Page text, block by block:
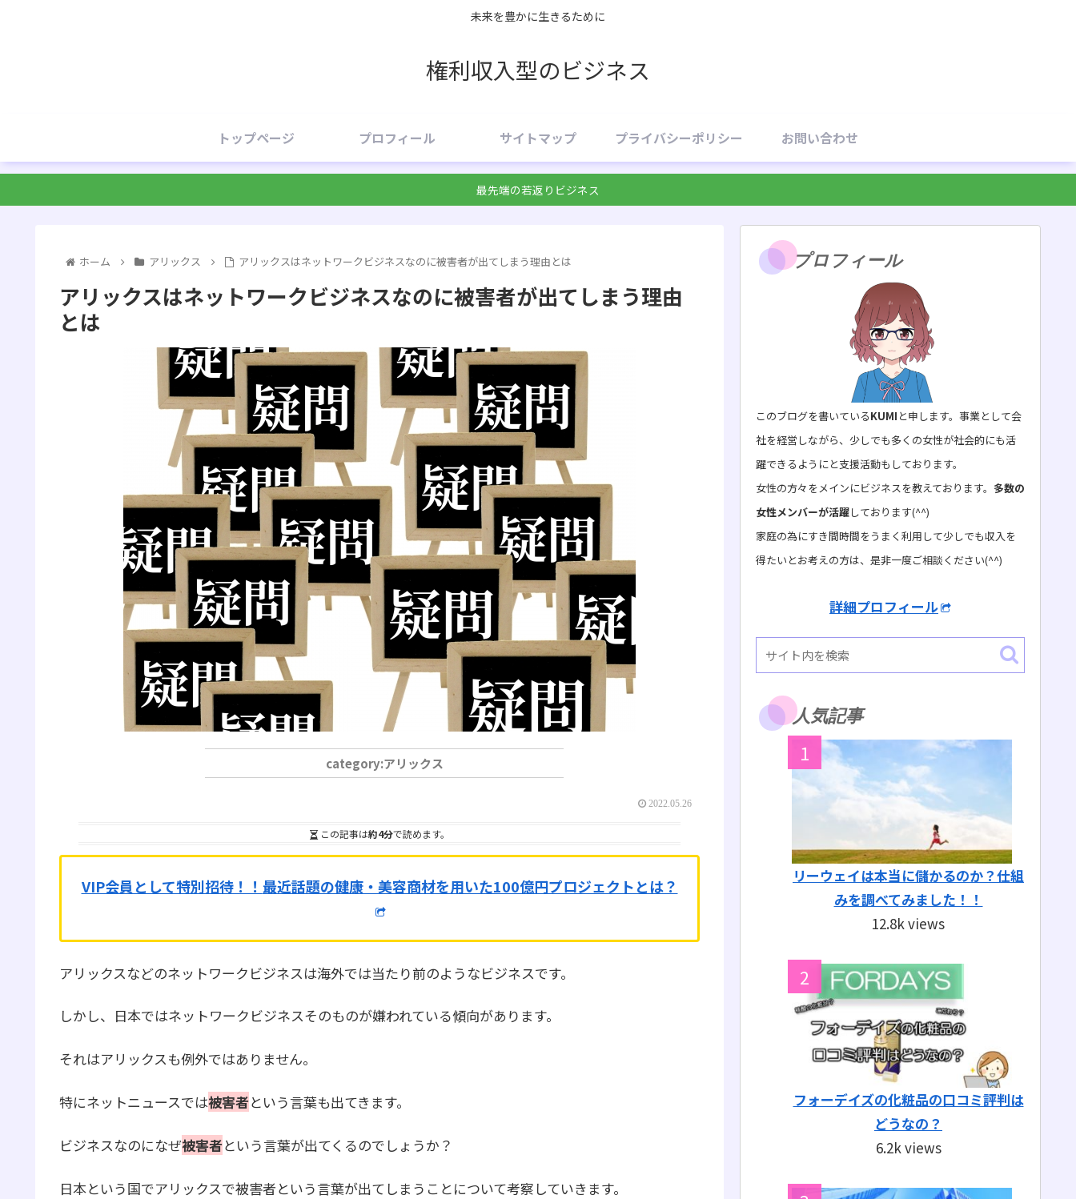
未来を豊かに生きるために
権利収入型のビジネス
トップページ プロフィール サイトマップ プライバシーポリシー お問い合わせ
最先端の若返りビジネス
ホーム アリックス アリックスはネットワークビジネスなのに被害者が出てしまう理由とは
アリックスはネットワークビジネスなのに被害者が出てしまう理由
とは
アリックス
2022.05.26
この記事は約4分で読めます。
VIP会員として特別招待！！ 最近話題の健康・美容商材を用いた100億円プロジェクトとは？
アリックスなどのネットワークビジネスは海外では当たり前のようなビジネスです。
しかし、日本ではネットワークビジネスそのものが嫌われている傾向があります。
それはアリックスも例外ではありません。
特にネットニュースでは被害者という言葉も出てきます。
ビジネスなのになぜ被害者という言葉が出てくるのでしょうか？
日本という国でアリックスで被害者という言葉が出てしまうことについて考察していきます。
プロフィール
このブログを書いているKUMI と申します。事業として会
社を経営しながら、少しでも多くの女性が社会的にも活
躍できるようにと支援活動もしております。
女性の方々をメインにビジネスを教えております。 多数の
女性メンバーが活躍しております(^^)
家庭の為にすき間時間をうまく利用して少しでも収入を
得たいとお考えの方は、是非一度ご相談ください(^^)
詳細プロフィール
人気記事
リーウェイは本当に儲かるのか？仕組
みを調べてみました！！
12.8k views
フォーデイズの化粧品の口コミ評判は
どうなの？
6.2k views